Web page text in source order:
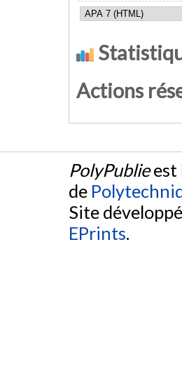
Actions
PolyPublieest
de
Site
EPrints.